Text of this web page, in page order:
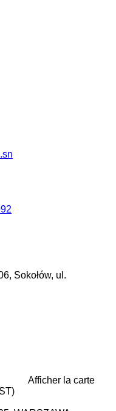
Sokołów, ul.
Afficher la carte